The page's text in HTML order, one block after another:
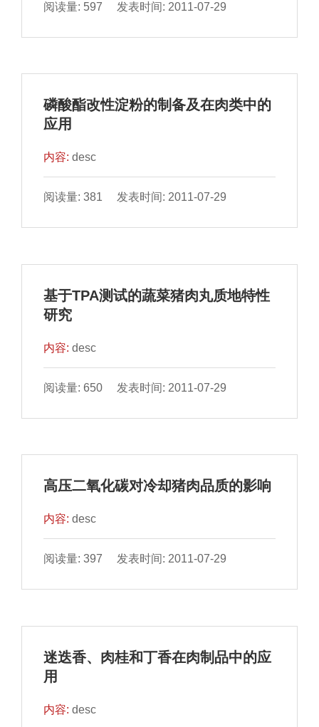
阅读量: 597 发表时间: 2011-07-29
磷酸酯改性淀粉的制备及在肉类中的
应用
内容:desc
阅读量: 381 发表时间: 2011-07-29
基于TPA测试的蔬菜猪肉丸质地特性
研究
内容:desc
阅读量: 650 发表时间: 2011-07-29
高压二氧化碳对冷却猪肉品质的影响
内容:desc
阅读量: 397 发表时间: 2011-07-29
迷迭香、肉桂和丁香在肉制品中的应
用
内容:desc